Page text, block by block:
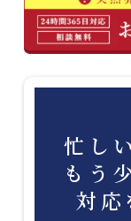
忙し
もう
対応